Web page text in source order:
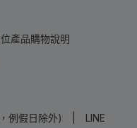
產品購物說明
，例假日除外) | LINE